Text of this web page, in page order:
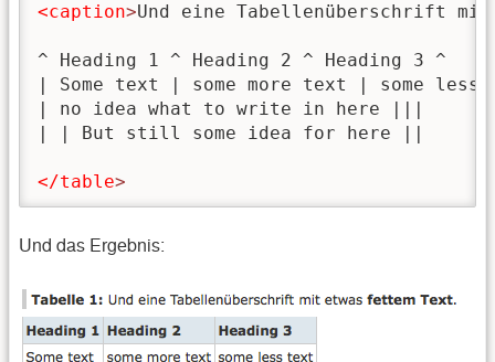
<caption>Und eine Tabellenüberschrift
^ Heading 1 ^ Heading 2 ^ Heading 3 ^
| Some text | some more text | some
| no idea what to write in here |||
| | But still some idea for here ||
</table>
Und das Ergebnis: